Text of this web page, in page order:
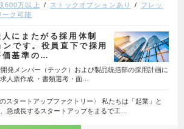
600万以上 ストックオプションあり
フレッ
ーク可能
にまたがる採用体制
です。役員直下で採用
価基準の…
発メンバー（テック）および製品統括部の採用計画に
人票作成 ・書類選考・面…
のスタートアップファクトリー〉 私たちは「起業」と
急成長するスタートアップをまるで工…